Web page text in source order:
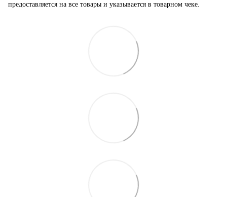
предоставляется на все товары и указывается в товарном чеке.